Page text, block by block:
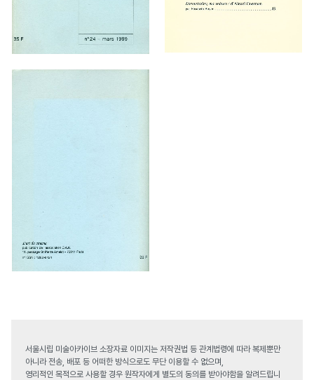
서울시립 미술아카이브 소장자료 이미지는 저작권법 등 관계법령에 따라 복제뿐만
아니라 전송, 배포 등 어떠한 방식으로도 무단 이용할 수 없으며,
영리적인 목적으로 사용할 경우 원작자에게 별도의 동의를 받아야함을 알려드립니